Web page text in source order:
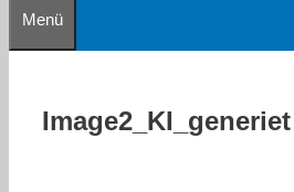
Menü
Image2_KI_generiet